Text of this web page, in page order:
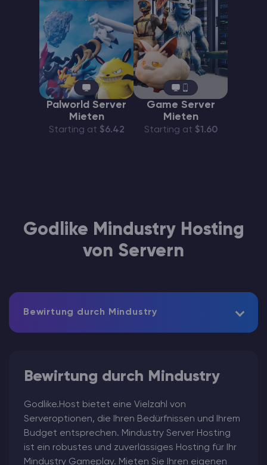
Palworld Server
Mieten
Starting at $6.42
Game Server
Mieten
Starting at $1.60
Godlike Mindustry Hosting
von Servern
Bewirtung durch Mindustry
Bewirtung durch Mindustry
Godlike.Host bietet eine Vielzahl von
Serveroptionen, die Ihren Bedürfnissen und Ihrem
Budget entsprechen. Mindustry Server Hosting
ist ein robustes und zuverlässiges Hosting für Ihr
Mindustry Gameplay. Mieten Sie Ihren eigenen